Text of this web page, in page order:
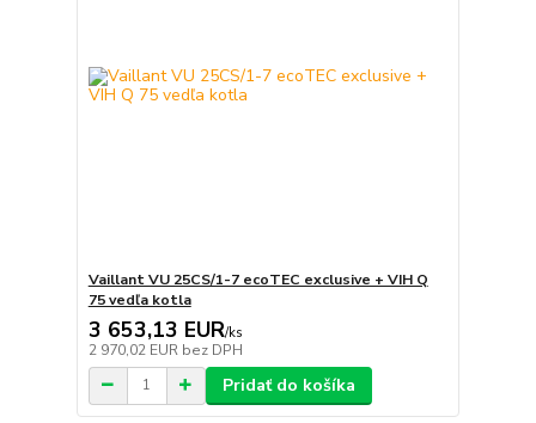
Vaillant VU 25CS/1-7 ecoTEC exclusive + VIH Q
75 vedľa kotla
3 653,13 EUR/ks
2 970,02 EUR bez DPH
Pridať do košíka